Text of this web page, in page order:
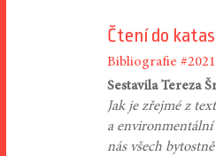
Čtení do
Bibliografie #2021
Sestavila Tereza
Jak je zřejmé z
a environmentální
nás všech